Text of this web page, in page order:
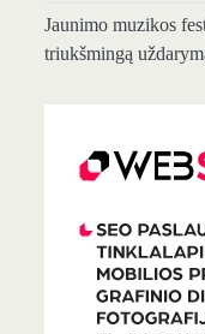
Jaunimo muzikos
triukšmingą